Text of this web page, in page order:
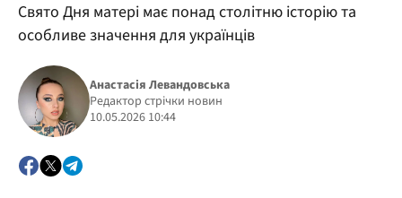
Свято Дня матері має понад столітню історію та
особливе значення для українців
Анастасія Левандовська
Редактор стрічки новин
10.05.2026 10:44